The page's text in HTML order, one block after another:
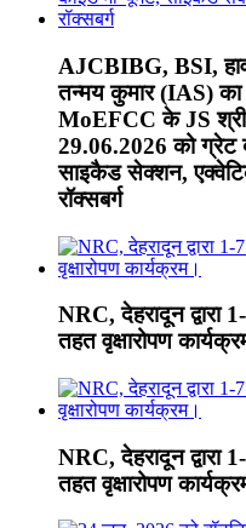
AJCBIBG, BSI,
तन्मय कुमार (IAS)
MoEFCC के JS श्री
29.06.2026 को ग्रेट
साइकैड सेक्शन,
रॉक्सबर्ग
NRC, देहरादून
तहत वृक्षारोपण
NRC, देहरादून
तहत वृक्षारोपण